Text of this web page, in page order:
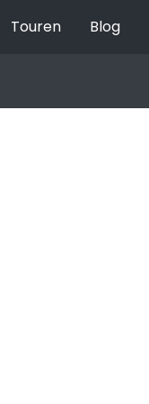
Touren Blog